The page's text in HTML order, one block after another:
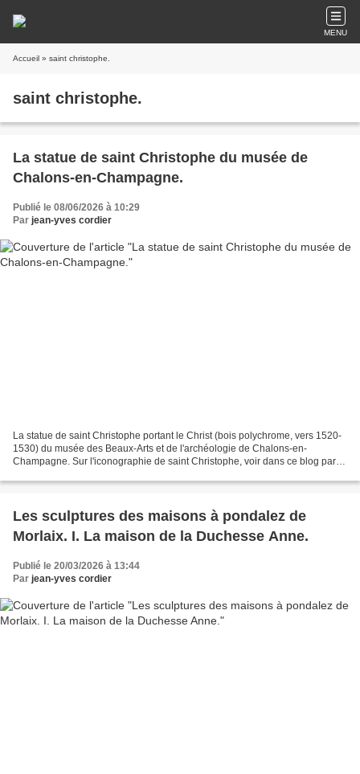
MENU
Accueil » saint christophe.
saint christophe.
La statue de saint Christophe du musée de
Chalons-en-Champagne.
Publié le 08/06/2026 à 10:29
Par jean-yves cordier
La statue de saint Christophe portant le Christ (bois polychrome, vers 1520-
1530) du musée des Beaux-Arts et de l'archéologie de Chalons-en-
Champagne. Sur l'iconographie de saint Christophe, voir dans ce blog par
Les sculptures des maisons à pondalez de
Morlaix. I. La maison de la Duchesse Anne.
Publié le 20/03/2026 à 13:44
Par jean-yves cordier